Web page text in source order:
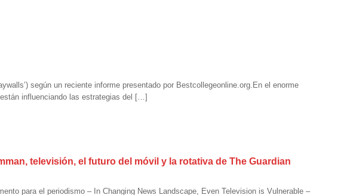
según un reciente informe presentado por Bestcollegeonline.org.En el enorme
influenciando las estrategias del […]
televisión, el futuro del móvil y la rotativa de The Guardian
para el periodismo – In Changing News Landscape, Even Television is Vulnerable –